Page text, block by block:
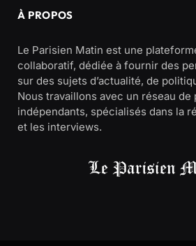
À PROPOS
Le Parisien Matin est une
collaboratif, dédiée à fournir des
sur des sujets d’actualité, de
Nous travaillons avec un réseau de
indépendants, spécialisés dans la
et les interviews.